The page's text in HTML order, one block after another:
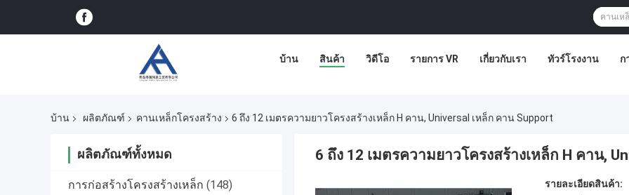
บ้าน สินค้า วิดีโอ รายการ VR เกี่ยวกับเรา ทัวร์โรงงาน ก
บ้าน ผลิตภัณฑ์ คานเหล็กโครงสร้าง 6 ถึง 12 เมตรความยาวโครงสร้างเหล็ก H คาน, Universal เหล็ก คาน Support
ผลิตภัณฑ์ทั้งหมด
การก่อสร้างโครงสร้างเหล็ก (148)
6 ถึง 12 เมตรความยาวโครงสร้างเหล็ก H คาน,
รายละเอียดสินค้า: